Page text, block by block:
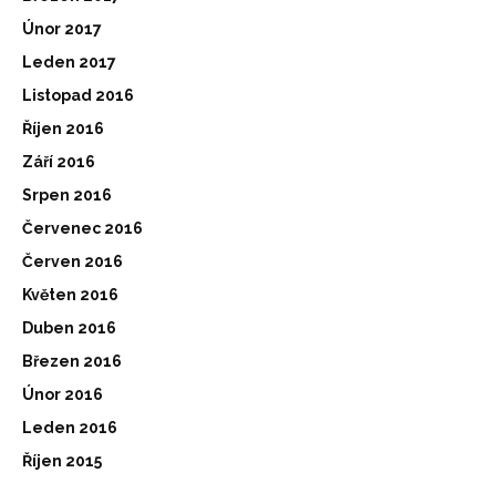
Únor 2017
Leden 2017
Listopad 2016
Říjen 2016
Září 2016
Srpen 2016
Červenec 2016
Červen 2016
Květen 2016
Duben 2016
Březen 2016
Únor 2016
Leden 2016
Říjen 2015